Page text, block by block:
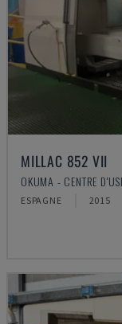
MILLAC 852 VII
OKUMA - CENTRE
ESPAGNE 2015